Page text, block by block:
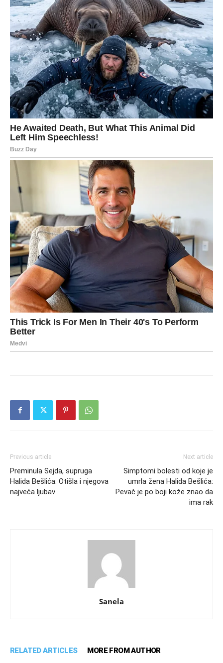
Previous article
Preminula Sejda, supruga
Halida Bešlića: Otišla i njegova
najveća ljubav
Next article
Simptomi bolesti od koje je
umrla žena Halida Bešlića:
Pevač je po boji kože znao da
ima rak
Sanela
RELATED ARTICLES MORE FROM AUTHOR